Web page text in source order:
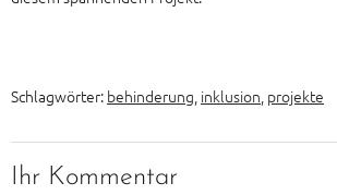
Schlagwörter: behinderung, inklusion, projekte
Ihr Kommentar